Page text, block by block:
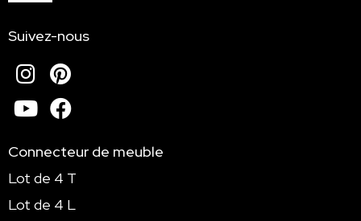
Suivez-nous
Instagram
Pinterest
YoutubeFacebook
Connecteur de meuble
Lot de 4 T
Lot de 4 L